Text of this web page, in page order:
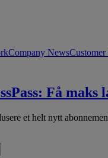
Company NewsCustomer
Få
et helt nytt